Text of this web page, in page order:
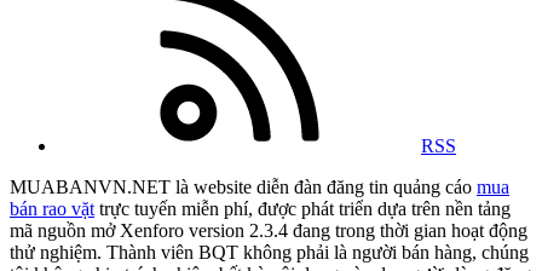
RSS
MUABANVN.NET là website diễn đàn đăng tin quảng cáo mua
bán rao vặt trực tuyến miễn phí, được phát triển dựa trên nền tảng
mã nguồn mở Xenforo version 2.3.4 đang trong thời gian hoạt động
thử nghiệm. Thành viên BQT không phải là người bán hàng, chúng